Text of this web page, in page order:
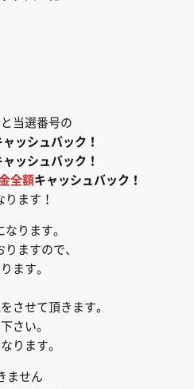
当選番号の
ャッシュバック！
ャッシュバック！
全額キャッシュバック！
ります！
なります。
りますので、
ます。
させて頂きます。
さい。
ります。
ません